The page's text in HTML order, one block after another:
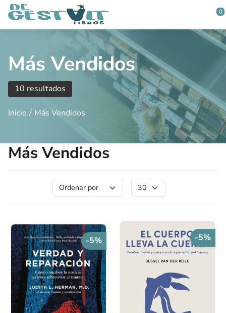
Saltar al contenido principal
0
Más Vendidos
10 resultados
Inicio Más Vendidos
Más Vendidos
-5% -5%